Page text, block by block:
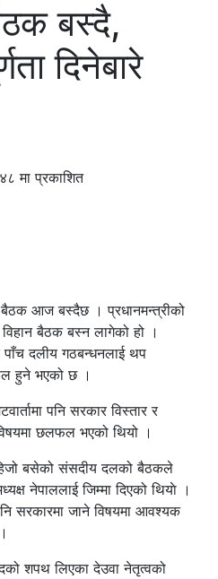
बस्दै,
दिनेबारे
मा प्रकाशित
बैठक आज बस्दैछ । प्रधानमन्त्रीको
बैठक बस्न लागेको हो ।
दलीय गठबन्धनलाई थप
हुने भएको छ ।
पनि सरकार विस्तार र
छलफल भएको थियो ।
बसेको संसदीय दलको बैठकले
नेपाललाई जिम्मा दिएको थियाे ।
सरकारमा जाने विषयमा आवश्यक
शपथ लिएका देउवा नेतृत्वको